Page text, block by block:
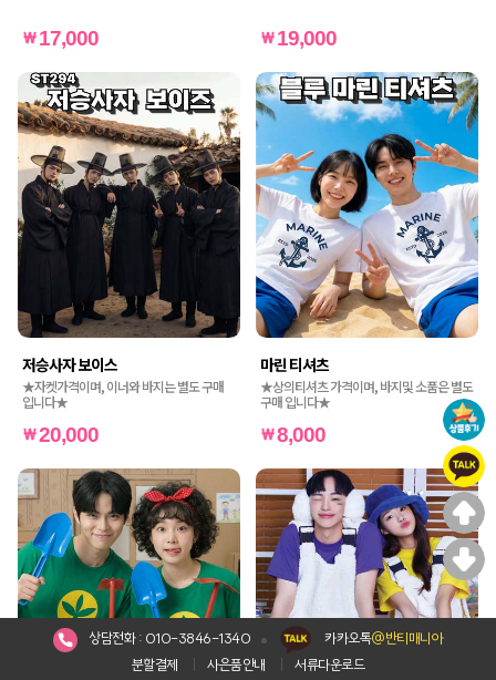
17,000 19,000
저승사자 보이스
★자켓가격이며, 이너와 바지는 별도 구매
입니다★
20,000
마린 티셔츠
★상의티셔츠 가격이며, 바지및 소품은 별도
구매 입니다★
8,000
상담전화 : 010-3846-1340 카카오톡@반티매니아
분할결제
사은품안내 서류다운로드